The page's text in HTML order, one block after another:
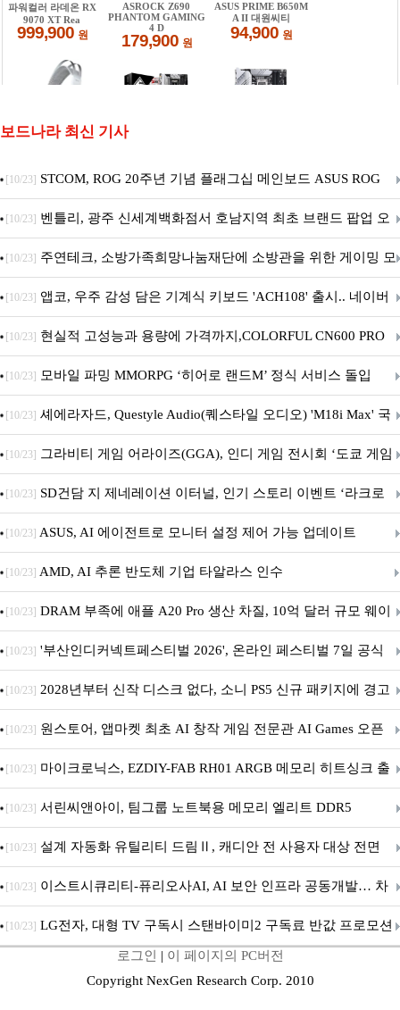
보드나라 최신 기사
[10/23] STCOM, ROG 20주년 기념 플래그십 메인보드 ASUS ROG
Crosshair X870E EDITION 20 국내 출시 예정
[10/23] 벤틀리, 광주 신세계백화점서 호남지역 최초 브랜드 팝업 오
픈
[10/23] 주연테크, 소방가족희망나눔재단에 소방관을 위한 게이밍 모
니터·스마트 펫 침대 기부
[10/23] 앱코, 우주 감성 담은 기계식 키보드 'ACH108' 출시.. 네이버
브랜드데이 기획전 진행
[10/23] 현실적 고성능과 용량에 가격까지,COLORFUL CN600 PRO
M.2 NVMe 디앤디컴 1TB
[10/23] 모바일 파밍 MMORPG ‘히어로 랜드M’ 정식 서비스 돌입
[10/23] 셰에라자드, Questyle Audio(퀘스타일 오디오) 'M18i Max' 국
내 정식 출시
[10/23] 그라비티 게임 어라이즈(GGA), 인디 게임 전시회 ‘도쿄 게임
던전 13’ 참가!
[10/23] SD건담 지 제네레이션 이터널, 인기 스토리 이벤트 ‘라크로
아의 용사’ 재개최 및 풍성한 기념 이벤트 실시!
[10/23] ASUS, AI 에이전트로 모니터 설정 제어 가능 업데이트
[10/23] AMD, AI 추론 반도체 기업 타알라스 인수
[10/23] DRAM 부족에 애플 A20 Pro 생산 차질, 10억 달러 규모 웨이
퍼 대기
[10/23] '부산인디커넥트페스티벌 2026', 온라인 페스티벌 7일 공식
개막... 22일간 진행
[10/23] 2028년부터 신작 디스크 없다, 소니 PS5 신규 패키지에 경고
문 추가
[10/23] 원스토어, 앱마켓 최초 AI 창작 게임 전문관 AI Games 오픈
[10/23] 마이크로닉스, EZDIY-FAB RH01 ARGB 메모리 히트싱크 출
시
[10/23] 서린씨앤아이, 팀그룹 노트북용 메모리 엘리트 DDR5
5600MHz 16GB 출시
[10/23] 설계 자동화 유틸리티 드림Ⅱ, 캐디안 전 사용자 대상 전면
무상 배포
[10/23] 이스트시큐리티-퓨리오사AI, AI 보안 인프라 공동개발… 차
세대 AI 보안 플랫폼 구축
[10/23] LG전자, 대형 TV 구독시 스탠바이미2 구독료 반값 프로모션
로그인 | 이 페이지의 PC버전
Copyright NexGen Research Corp. 2010